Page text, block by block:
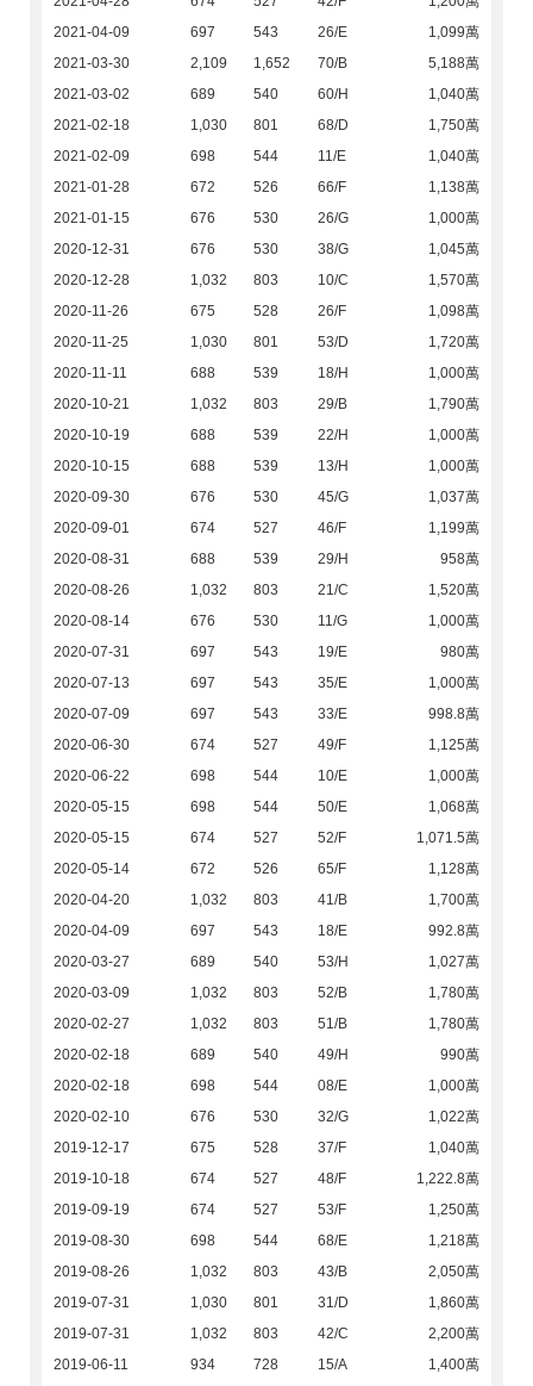
2021-04-09
697 543 26/E
1,099萬
2021-03-30
2,109 1,652 70/B
5,188萬
2021-03-02
689 540 60/H
1,040萬
2021-02-18
1,030 801 68/D
1,750萬
2021-02-09
698 544 11/E
1,040萬
2021-01-28
672 526 66/F
1,138萬
2021-01-15
676 530 26/G
1,000萬
2020-12-31
676 530 38/G
1,045萬
2020-12-28
1,032 803 10/C
1,570萬
2020-11-26
675 528 26/F
1,098萬
2020-11-25
1,030 801 53/D
1,720萬
2020-11-11
688 539 18/H
1,000萬
2020-10-21
1,032 803 29/B
1,790萬
2020-10-19
688 539 22/H
1,000萬
2020-10-15
688 539 13/H
1,000萬
2020-09-30
676 530 45/G
1,037萬
2020-09-01
674 527 46/F
1,199萬
2020-08-31
688 539 29/H
958萬
2020-08-26
1,032 803 21/C
1,520萬
2020-08-14
676 530 11/G
1,000萬
2020-07-31
697 543 19/E
980萬
2020-07-13
697 543 35/E
1,000萬
2020-07-09
697 543 33/E
998.8萬
2020-06-30
674 527 49/F
1,125萬
2020-06-22
698 544 10/E
1,000萬
2020-05-15
698 544 50/E
1,068萬
2020-05-15
674 527 52/F
1,071.5萬
2020-05-14
672 526 65/F
1,128萬
2020-04-20
1,032 803 41/B
1,700萬
2020-04-09
697 543 18/E
992.8萬
2020-03-27
689 540 53/H
1,027萬
2020-03-09
1,032 803 52/B
1,780萬
2020-02-27
1,032 803 51/B
1,780萬
2020-02-18
689 540 49/H
990萬
2020-02-18
698 544 08/E
1,000萬
2020-02-10
676 530 32/G
1,022萬
2019-12-17
675 528 37/F
1,040萬
2019-10-18
674 527 48/F
1,222.8萬
2019-09-19
674 527 53/F
1,250萬
2019-08-30
698 544 68/E
1,218萬
2019-08-26
1,032 803 43/B
2,050萬
2019-07-31
1,030 801 31/D
1,860萬
2019-07-31
1,032 803 42/C
2,200萬
2019-06-11
934 728 15/A
1,400萬